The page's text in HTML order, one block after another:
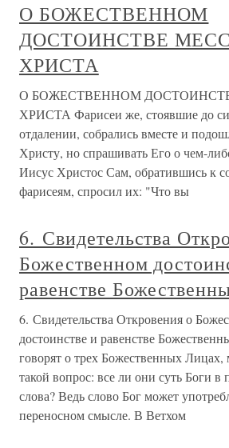
О БОЖЕСТВЕННОМ
ДОСТОИНСТВЕ
ХРИСТА
О БОЖЕСТВЕННОМ
ХРИСТА Фарисеи же, стоявшие до
отдалении, собрались вместе и
Христу, но спрашивать Его о чем-
Иисус Христос Сам, обратившись к
фарисеям, спросил их: "Что вы
6. Свидетельства
Божественном
равенстве
6. Свидетельства Откровения о
достоинстве и равенстве
говорят о трех Божественных Лицах,
такой вопрос: все ли они суть Боги
слова? Ведь слово Бог может
переносном смысле. В Ветхом